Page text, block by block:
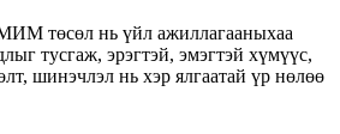
төсөл нь үйл ажиллагааныхаа
тусгаж, эрэгтэй, эмэгтэй хүмүүс,
шинэчлэл нь хэр ялгаатай үр нөлөө